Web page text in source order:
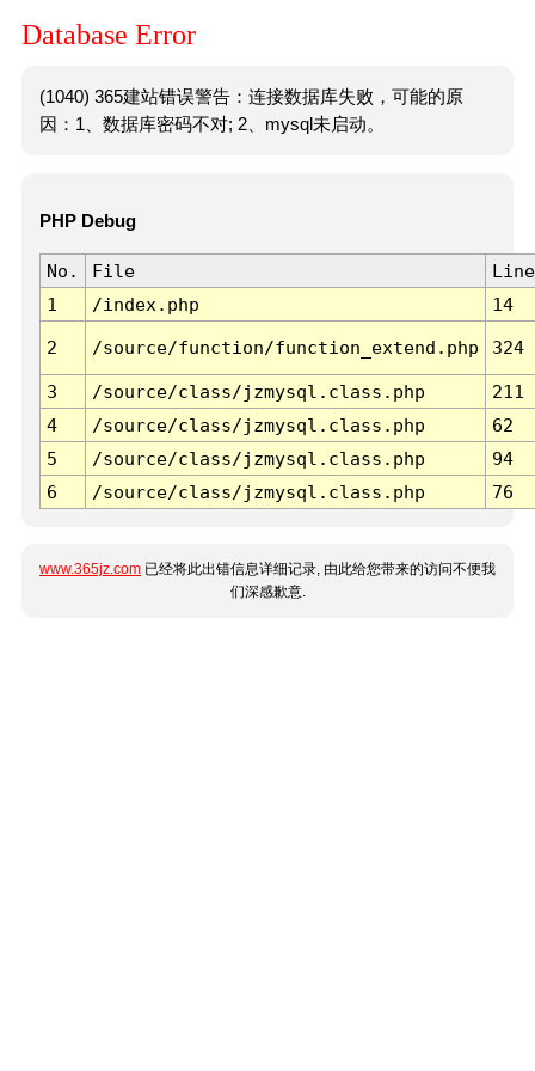
Database Error
(1040) 365建站错误警告：连接数据库失败，可能的原
因：1、数据库密码不对; 2、mysql未启动。
PHP Debug
No. File
Line
1
/index.php 14
2 /source/function/function_extend.php 324
3 /source/class/jzmysql.class.php
211
4
/source/class/jzmysql.class.php
62
5
/source/class/jzmysql.class.php
94
6
/source/class/jzmysql.class.php 76
www.365jz.com 已经将此出错信息详细记录, 由此给您带来的访问不便我
们深感歉意.